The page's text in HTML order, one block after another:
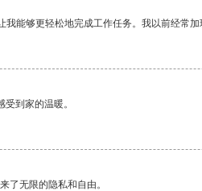
能够更轻松地完成工作任务。我以前经常
到家的温暖。
了无限的隐私和自由。